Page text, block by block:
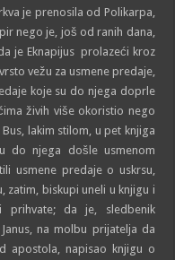
je prenosila od Polikarpa,
nego je, još od ranih dana,
je Eknapijus prolazeći kroz
vežu za usmene predaje,
koje su do njega doprle
živih više okoristio nego
lakim stilom, u pet knjiga
do njega došle usmenom
usmene predaje o uskrsu,
zatim, biskupi uneli u knjigu i
da je, sledbenik
na molbu prijatelja da
apostola, napisao knjigu o